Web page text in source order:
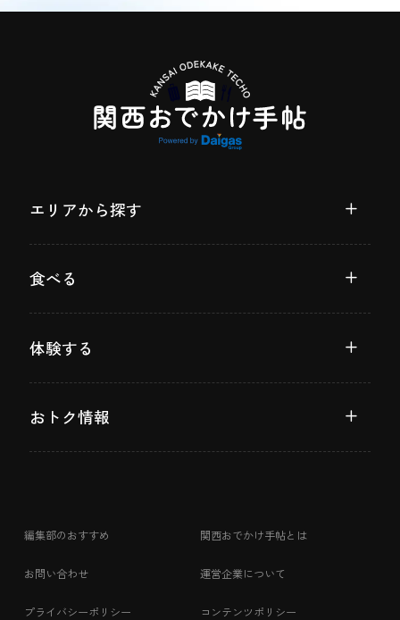
エリアから探す
食べる
体験する
おトク情報
編集部のおすすめ 関西おでかけ手帖とは
お問い合わせ 運営企業について
プライバシーポリシー コンテンツポリシー